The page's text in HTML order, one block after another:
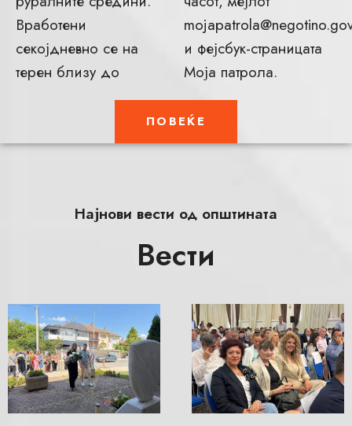
Вработени
секојдневно се на
терен близу до
и фејсбук-страницата
Моја патрола.
ПОВЕЌЕ
Најнови вести од општината
Вести